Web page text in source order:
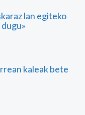
lan egiteko
kaleak bete